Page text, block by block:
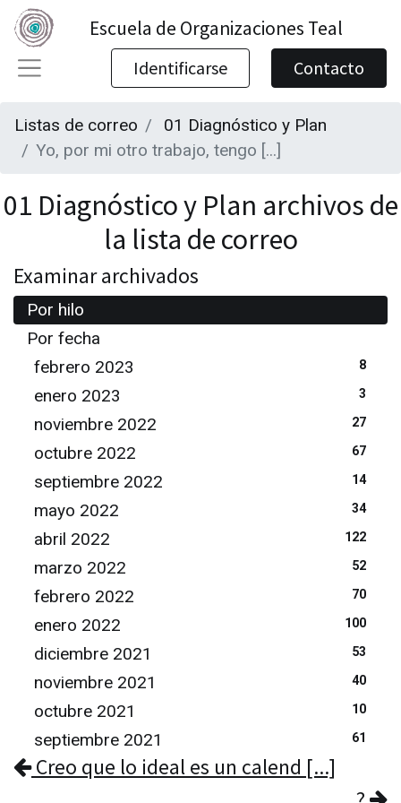
Escuela de Organizaciones Teal
Identificarse Contacto
Listas de correo
01 Diagnóstico y Plan
Yo, por mi otro trabajo, tengo [...]
01 Diagnóstico y Plan archivos de
la lista de correo
Examinar archivados
Por hilo
Por fecha
febrero 2023
8
enero 2023 3
noviembre 2022 27
octubre 2022 67
septiembre 2022 14
mayo 2022 34
abril 2022 122
marzo 2022 52
febrero 2022 70
enero 2022 100
diciembre 2021 53
noviembre 2021 40
octubre 2021 10
septiembre 2021 61
Creo que lo ideal es un calend [...]